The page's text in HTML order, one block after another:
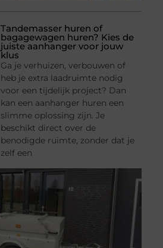
Tandemasser huren of
bagagewagen huren? Kies de
juiste aanhanger voor jouw
klus
Ga je verhuizen, verbouwen of
heb je extra laadruimte nodig
voor een tijdelijk project? Dan
kan een aanhanger huren een
slimme oplossing zijn. Je
beschikt direct over de
benodigde ruimte, zonder dat je
zelf een